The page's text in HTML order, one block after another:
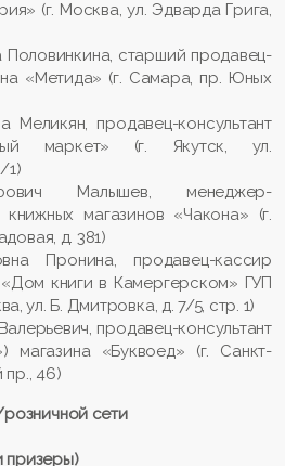
(г. Москва, ул. Эдварда Грига,
Половинкина, старший продавец-
«Метида» (г. Самара, пр. Юных
Меликян, продавец-консультант
маркет» (г. Якутск, ул.
1)
Малышев, менеджер-
магазинов «Чакона» (г.
д. 381)
Пронина, продавец-кассир
книги в Камергерском» ГУП
ул. Б. Дмитровка, д. 7/5, стр. 1)
продавец-консультант
магазина «Буквоед» (г. Санкт-
пр., 46)
сети
призеры)